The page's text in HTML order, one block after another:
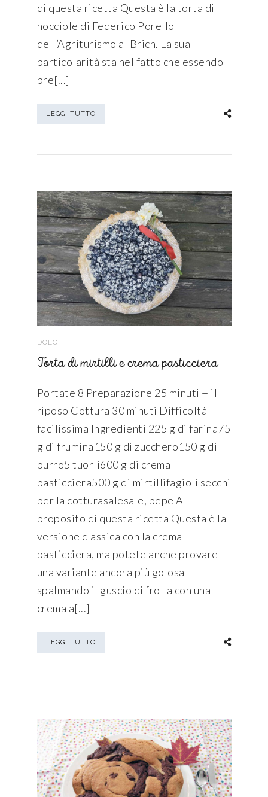
di questa ricetta Questa è la torta di
nocciole di Federico Porello
dell’Agriturismo al Brich. La sua
particolarità sta nel fatto che essendo
pre[...]
LEGGI TUTTO
DOLCI
Torta di mirtilli e crema pasticciera
Portate 8 Preparazione 25 minuti + il
riposo Cottura 30 minuti Difficoltà
facilissima Ingredienti 225 g di farina75
g di frumina150 g di zucchero150 g di
burro5 tuorli600 g di crema
pasticciera500 g di mirtillifagioli secchi
per la cotturasalesale, pepe A
proposito di questa ricetta Questa è la
versione classica con la crema
pasticciera, ma potete anche provare
una variante ancora più golosa
spalmando il guscio di frolla con una
crema a[...]
LEGGI TUTTO